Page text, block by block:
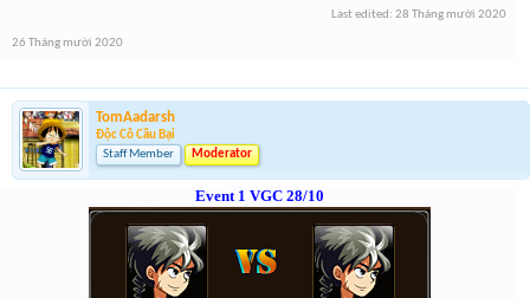
Last edited: 28 Tháng mười 2020
26 Tháng mười 2020
TomAadarsh
Độc Cô Cầu Bại
Staff Member
Moderator
Event 1 VGC 28/10